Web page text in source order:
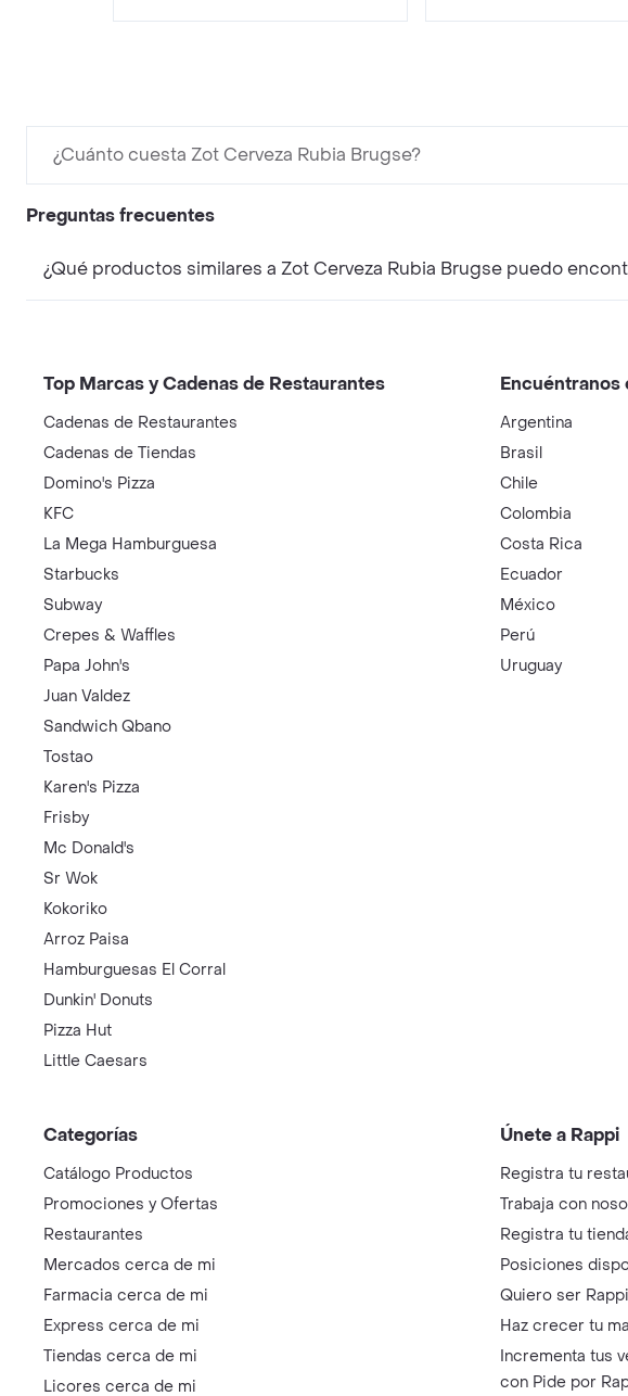
¿Cuánto cuesta Zot Cerveza Rubia Brugse?
Preguntas frecuentes
¿Qué productos similares a Zot Cerveza Rubia Brugse puedo
Top Marcas y Cadenas de Restaurantes
Cadenas de Restaurantes
Cadenas de Tiendas
Domino's Pizza
KFC
La Mega Hamburguesa
Starbucks
Subway
Crepes & Waffles
Papa John's
Juan Valdez
Sandwich Qbano
Tostao
Karen's Pizza
Frisby
Mc Donald's
Sr Wok
Kokoriko
Arroz Paisa
Hamburguesas El Corral
Dunkin' Donuts
Pizza Hut
Little Caesars
Encuéntranos
Argentina
Brasil
Chile
Colombia
Costa Rica
Ecuador
México
Perú
Uruguay
Categorías
Catálogo Productos
Promociones y Ofertas
Restaurantes
Mercados cerca de mi
Farmacia cerca de mi
Express cerca de mi
Tiendas cerca de mi
Licores cerca de mi
Únete a Rappi
Registra tu
Trabaja con
Registra tu
Posiciones
Quiero ser
Haz crecer tu
Incrementa tus
con Pide por